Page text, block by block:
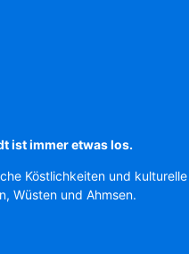
ist immer etwas los.
Köstlichkeiten und
Wüsten und Ahmsen.